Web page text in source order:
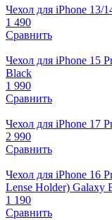
Чехол для iPhone 13/
1 490
Сравнить
Чехол для iPhone 15
Black
1 990
Сравнить
Чехол для iPhone 17
2 990
Сравнить
Чехол для iPhone 16
Lense Holder) Galaxy
1 190
Сравнить